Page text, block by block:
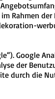
Rahmen
Google
der
durch die